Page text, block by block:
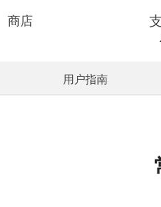
商店
用户指南